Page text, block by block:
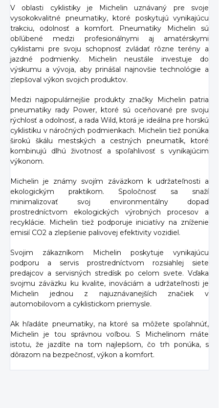
V oblasti cyklistiky je Michelin uznávaný pre svoje
vysokokvalitné pneumatiky, ktoré poskytujú vynikajúcu
trakciu, odolnosť a komfort. Pneumatiky Michelin sú
obľúbené medzi profesionálnymi aj amatérskymi
cyklistami pre svoju schopnosť zvládať rôzne terény a
jazdné podmienky. Michelin neustále investuje do
výskumu a vývoja, aby prinášal najnovšie technológie a
zlepšoval výkon svojich produktov.
Medzi najpopulárnejšie produkty značky Michelin patria
pneumatiky rady Power, ktoré sú oceňované pre svoju
rýchlosť a odolnosť, a rada Wild, ktorá je ideálna pre horskú
cyklistiku v náročných podmienkach. Michelin tiež ponúka
širokú škálu mestských a cestných pneumatík, ktoré
kombinujú dlhú životnosť a spoľahlivosť s vynikajúcim
výkonom.
Michelin je známy svojím záväzkom k udržateľnosti a
ekologickým praktikom. Spoločnosť sa snaží
minimalizovať svoj environmentálny dopad
prostredníctvom ekologických výrobných procesov a
recyklácie. Michelin tiež podporuje iniciatívy na zníženie
emisií CO2 a zlepšenie palivovej efektivity vozidiel.
Svojim zákazníkom Michelin poskytuje vynikajúcu
podporu a servis prostredníctvom rozsiahlej siete
predajcov a servisných stredísk po celom svete. Vďaka
svojmu záväzku ku kvalite, inováciám a udržateľnosti je
Michelin jednou z najuznávanejších značiek v
automobilovom a cyklistickom priemysle.
Ak hľadáte pneumatiky, na ktoré sa môžete spoľahnúť,
Michelin je tou správnou voľbou. S Michelinom máte
istotu, že jazdíte na tom najlepšom, čo trh ponúka, s
dôrazom na bezpečnosť, výkon a komfort.